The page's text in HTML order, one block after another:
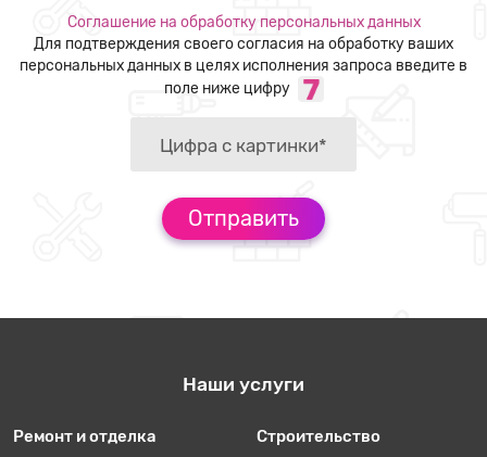
Соглашение на обработку персональных данных
Для подтверждения своего согласия на обработку ваших
персональных данных в целях исполнения запроса введите в
поле ниже цифру
Наши услуги
Ремонт и отделка
Строительство